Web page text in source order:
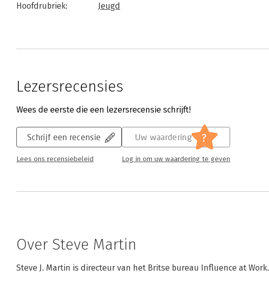
Hoofdrubriek: Jeugd
Lezersrecensies
Wees de eerste die een lezersrecensie schrijft!
Schrijf een recensie
Lees ons recensiebeleid
Uw waardering ?
Log in om uw waardering te geven
Over Steve Martin
Steve J. Martin is directeur van het Britse bureau Influence at Work.